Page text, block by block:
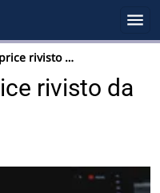
rivisto …
rivisto da